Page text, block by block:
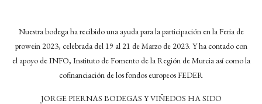
Nuestra bodega ha recibido una ayuda para la participación en la Feria de
prowein 2023, celebrada del 19 al 21 de Marzo de 2023. Y ha contado con
el apoyo de INFO, Instituto de Fomento de la Región de Murcia así como la
cofinanciación de los fondos europeos FEDER
JORGE PIERNAS BODEGAS Y VIÑEDOS HA SIDO